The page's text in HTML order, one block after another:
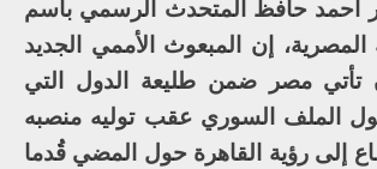
أحمد حافظ المتحدث الرسمي باسم
المصرية، إن المبعوث الأممي الجديد
مصر ضمن طليعة الدول التي
الملف السوري عقب توليه منصبه
إلى رؤية القاهرة حول المضي قُدما